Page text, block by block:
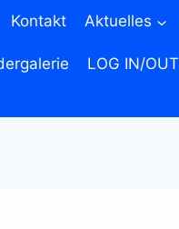
Kontakt Aktuelles
LOG IN/OUT